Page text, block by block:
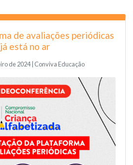
de avaliações periódicas
já está no ar
de 2024 | Conviva Educação